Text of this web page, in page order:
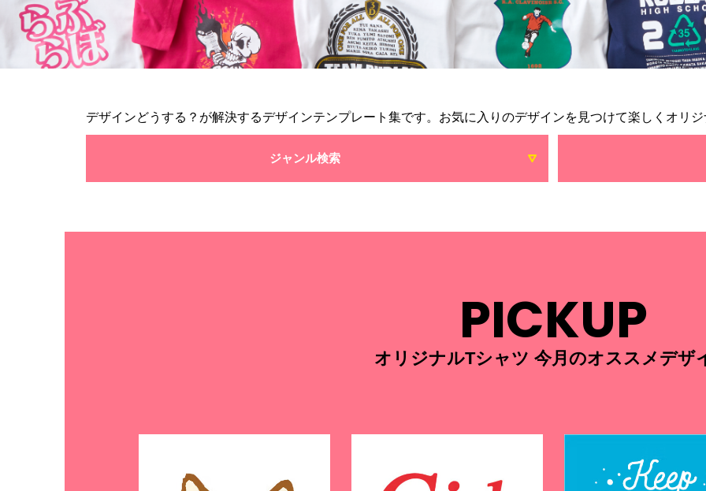
デザインどうする？が解決するデザインテンプレート集です。お気に入りのデザインを見つけて楽しくオリ
ジャンル検索
PICKUP
オリジナルTシャツ 今月のオススメデザ